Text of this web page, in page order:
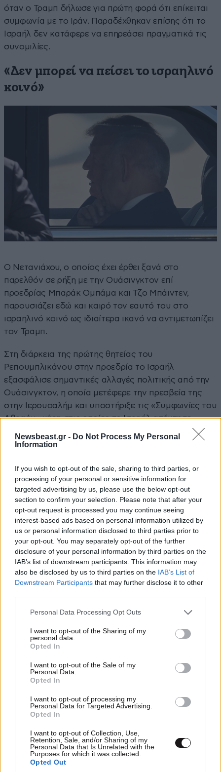
Newsbeast.gr - Do Not Process My Personal
Information
If you wish to opt-out of the sale, sharing to third parties, or
processing of your personal or sensitive information for
targeted advertising by us, please use the below opt-out
section to confirm your selection. Please note that after your
opt-out request is processed you may continue seeing
interest-based ads based on personal information utilized by
us or personal information disclosed to third parties prior to
your opt-out. You may separately opt-out of the further
disclosure of your personal information by third parties on the
IAB’s list of downstream participants. This information may
also be disclosed by us to third parties on the IAB’s List of
Downstream Participants that may further disclose it to other
Please note that this website/app uses one or more Google
not limited to your visit or usage behaviour. You may click to
grant or deny consent to Google and its third-party tags to
use your data for below specified purposes in below Google
consent section.
Personal Data Processing Opt Outs
I want to opt-out of the Sharing of my
personal data.
Opted In
I want to opt-out of the Sale of my
Personal Data.
Opted In
I want to opt-out of processing my
Personal Data for Targeted Advertising.
Opted In
I want to opt-out of Collection, Use,
Retention, Sale, and/or Sharing of my
Personal Data that Is Unrelated with the
Purposes for which it was collected.
Opted Out
όταν ο Τραμπ δήλωσε για πρώτη φορά ότι επίκειται
συμφωνία με το Ιράν. Παραδέχθηκαν επίσης ότι το
Ισραήλ δεν κατάφερε να επηρεάσει πραγματικά τις
συνομιλίες.
«Δεν μπορεί να πείσει το ισραηλινό
κοινό»
Ο Νετανιάχου, ο οποίος έχει έρθει ξανά στο
παρελθόν σε ρήξη με την Ουάσινγκτον επί
προεδρίας Μπαράκ Ομπάμα και Τζο Μπάιντεν,
παρουσιάζει εδώ και καιρό τον εαυτό του στο
ισραηλινό κοινό ως ιδιαίτερα ικανό να αντιμετωπίζει
τον Τραμπ.
Στη διάρκεια της πρώτης θητείας του
Ρεπουμπλικάνου στην προεδρία το Ισραήλ
εξασφάλισε σημαντικές αλλαγές πολιτικής από την
Ουάσινγκτον, η οποία μετέφερε την πρεσβεία της
στην Ιερουσαλήμ και υποστήριξε τις «Συμφωνίες του
Αβραάμ» χάρη στις οποίες το Ισραήλ απέκτησε
επίσημες διπλωματικές σχέσεις με τα Ηνωμένα
Αραβικά Εμιράτα και το Μπαχρέιν. Όσον αφορά το
συμφωνία του 2015 που είχαν συνάψει οι ΗΠΑ υπό
τον Ομπάμα, για την οποία το Ισραήλ παραπονιόταν
ότι ήταν πολύ ήπια.
Στις εκλογές του 2019 ο Νετανιάχου είχε αναρτήσει
τεράστιες αφίσες στο Τελ Αβίβ και την Ιερουσαλήμ
στις οποίες εμφανιζόταν χαμογελαστός να κάνει
χειραψία με τον Τραμπ.
Όμως τώρα η συμφωνία ΗΠΑ- Ιράν υπονομεύει τις
υποψήφιους πρωθυπουργούς, σημειώνει ο Τζόναθαν
Ράινχολντ, πολιτικός επιστήμονας στο πανεπιστήμιο
Μπαρ- Ιλάν κοντά στο Τελ Αβίβ.
«(Ο Νετανιάχου) δεν θα μπορέσει να πείσει το
ισραηλινό κοινό για αυτή τη συμφωνία», δηλώνει ο
να μην καταφέρουν να καταλήξουν σε συμφωνία και
ο πόλεμος να ξαναρχίσει προς όφελος του Ισραήλ σε
60 ημέρες», προσθέτει.
Σύμφωνα με δημοσκόπηση που δημοσιεύθηκε την
Παρασκευή από το Israel Democracy Institute, μόνο